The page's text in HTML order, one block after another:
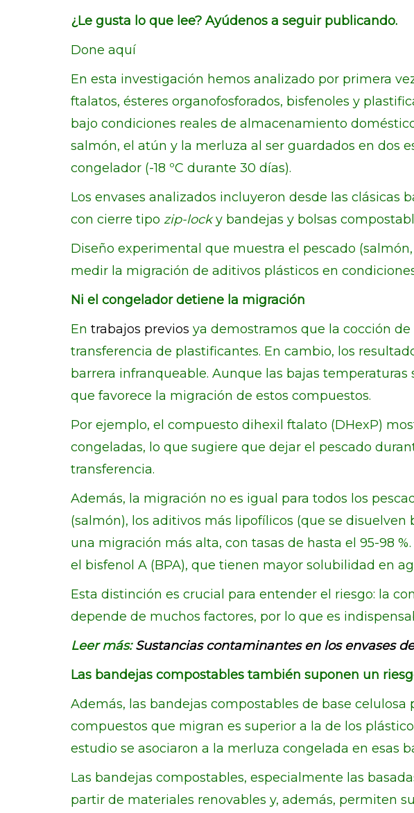
¿Le gusta lo que lee? Ayúdenos a seguir publicando.
Done aquí
En esta investigación hemos analizado por primera
ftalatos, ésteres organofosforados, bisfenoles y
bajo condiciones reales de almacenamiento
salmón, el atún y la merluza al ser guardados en dos
congelador (-18 ºC durante 30 días).
Los envases analizados incluyeron desde las clásicas
con cierre tipo zip-locky bandejas y bolsas
Diseño experimental que muestra el pescado
medir la migración de aditivos plásticos en
Ni el congelador detiene la migración
En trabajos previos ya demostramos que la cocción
transferencia de plastificantes. En cambio, los
barrera infranqueable. Aunque las bajas
que favorece la migración de estos compuestos.
Por ejemplo, el compuesto dihexil ftalato (DHexP)
congeladas, lo que sugiere que dejar el pescado
transferencia.
Además, la migración no es igual para todos los
(salmón), los aditivos más lipofílicos (que se
una migración más alta, con tasas de hasta el 95-98
el bisfenol A (BPA), que tienen mayor solubilidad en
Esta distinción es crucial para entender el riesgo: la
depende de muchos factores, por lo que es
Leer más:Sustancias contaminantes en los envases
Las bandejas compostables también suponen un
Además, las bandejas compostables de base
compuestos que migran es superior a la de los
estudio se asociaron a la merluza congelada en esas
Las bandejas compostables, especialmente las
partir de materiales renovables y, además, permiten